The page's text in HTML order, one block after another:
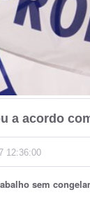
a acordo
12:36:00
sem